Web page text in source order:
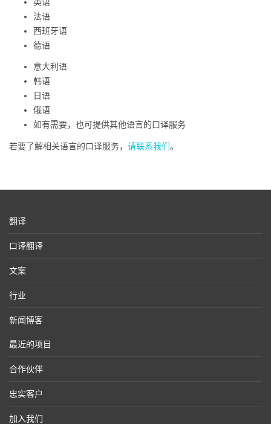
法语
西班牙语
德语
意大利语
韩语
日语
俄语
如有需要，也可提供其他语言的口译服务
若要了解相关语言的口译服务， 请联系我们。
翻译
口译翻译
文案
行业
新闻博客
最近的项目
合作伙伴
忠实客户
加入我们